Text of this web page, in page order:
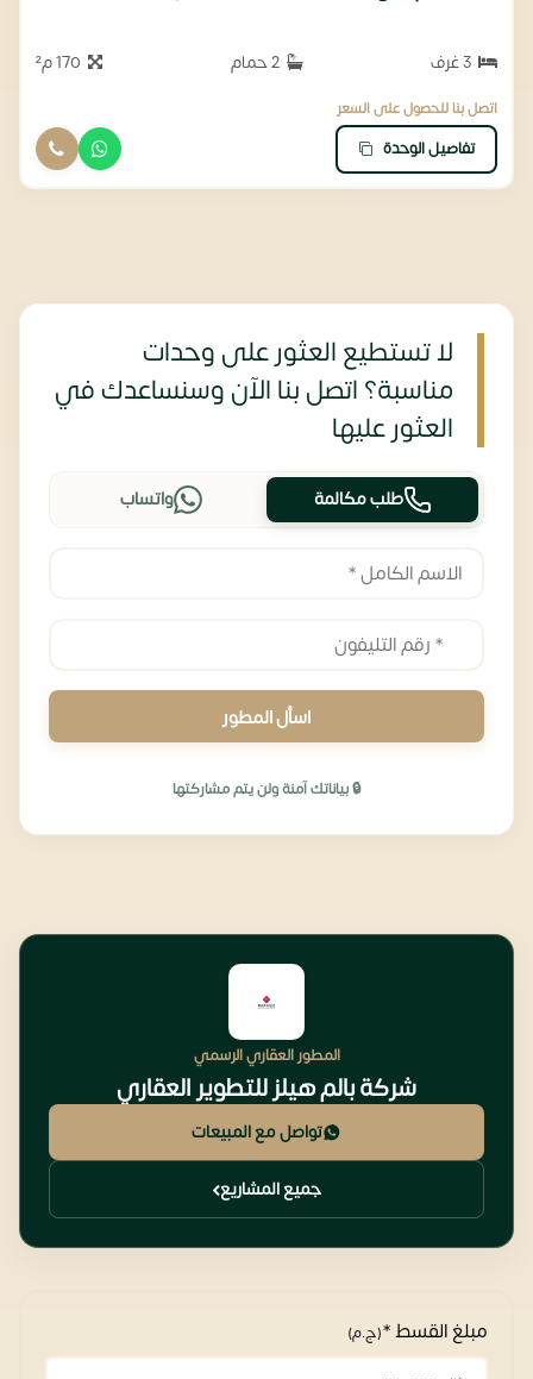
2 حمام
اتصل بنا للحصول على السعر
تفاصيل الوحدة
لا تستطيع العثور على وحدات
مناسبة؟ اتصل بنا الآن وسنساعدك في
العثور عليها
طلب مكالمة واتساب
اسأل المطور
🔒 بياناتك آمنة ولن يتم مشاركتها
المطور العقاري الرسمي
شركة بالم هيلز للتطوير العقاري
تواصل مع المبيعات
جميع المشاريع
مبلغ القسط *(ج.م)